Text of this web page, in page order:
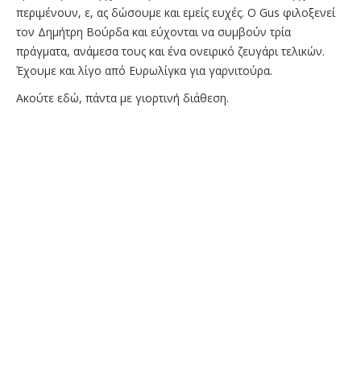
περιμένουν, ε, ας δώσουμε και εμείς ευχές. O Gus φιλοξενεί
τον Δημήτρη Βούρδα και εύχονται να συμβούν τρία
πράγματα, ανάμεσα τους και ένα ονειρικό ζευγάρι τελικών.
Έχουμε και λίγο από Ευρωλίγκα για γαρνιτούρα.
Ακούτε εδώ, πάντα με γιορτινή διάθεση.